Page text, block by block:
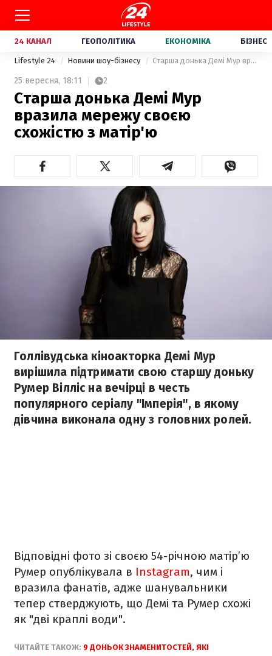
24 КАНАЛ ГЕОПОЛІТИКА ЕКОНОМІКА БІЗНЕС
Lifestyle 24 Новини шоу-бізнесу Старша донька Демі Мур вразила мережу своєю схожістю з матір'ю
25 вересня, 18:11 2
Старша донька Демі Мур
вразила мережу своєю
схожістю з матір'ю
Голлівудська кіноакторка Демі Мур
вирішила підтримати свою старшу доньку
Румер Вілліс на вечірці в честь
популярного серіалу "Імперія", в якому
дівчина виконала одну з головних ролей.
Відповідні фото зі своєю 54-річною матір’ю
Румер опублікувала в Instagram, чим і
вразила фанатів, адже шанувальники
тепер стверджують, що Демі та Румер схожі
як "дві краплі води".
ЧИТАЙТЕ ТАКОЖ: 9 ДОНЬОК ЗНАМЕНИТОСТЕЙ, ЯКІ